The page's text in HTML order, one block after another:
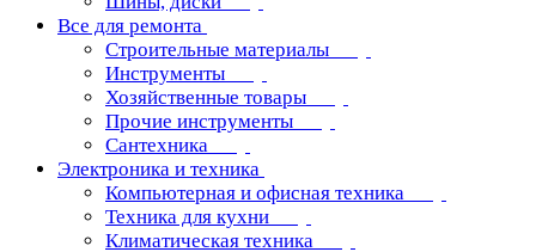
Все для ремонта
Строительные материалы
Инструменты
Хозяйственные товары
Прочие инструменты
Сантехника
Электроника и техника
Компьютерная и офисная техника
Техника для кухни
Климатическая техника